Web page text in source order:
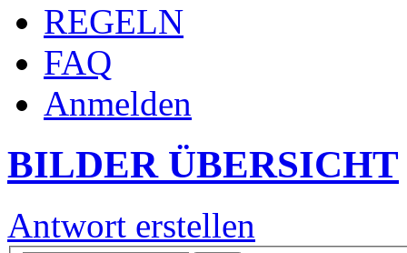
REGELN
FAQ
Anmelden
BILDER ÜBERSICHT
Antwort erstellen